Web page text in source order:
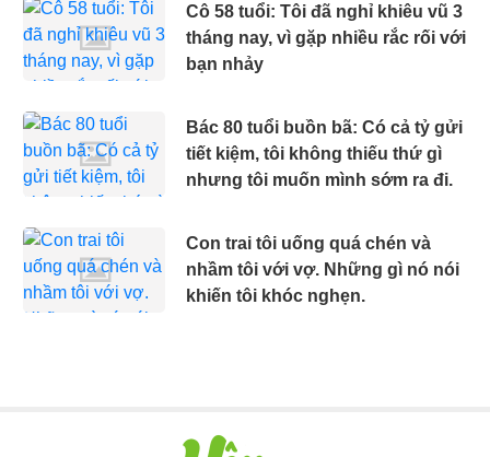
Cô 58 tuổi: Tôi đã nghỉ khiêu vũ 3
tháng nay, vì gặp nhiều rắc rối với
bạn nhảy
Bác 80 tuổi buồn bã: Có cả tỷ gửi
tiết kiệm, tôi không thiếu thứ gì
nhưng tôi muốn mình sớm ra đi.
Con trai tôi uống quá chén và
nhầm tôi với vợ. Những gì nó nói
khiến tôi khóc nghẹn.